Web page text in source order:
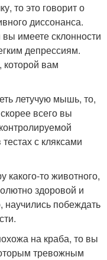
то это говорит о
диссонанса.
имеете склонности
депрессиям.
которой вам
летучую мышь, то,
всего вы
с кляксами
какого-то животного,
здоровой и
научились побеждать
на краба, то вы
тревожным